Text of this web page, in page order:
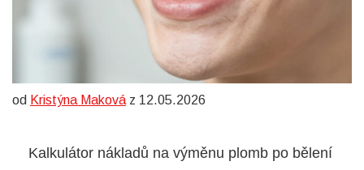
od Kristýna Maková z 12.05.2026
Kalkulátor nákladů na výměnu plomb po bělení